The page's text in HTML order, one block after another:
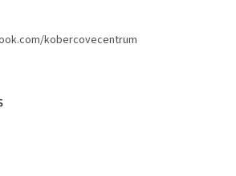
kobercovecentrum